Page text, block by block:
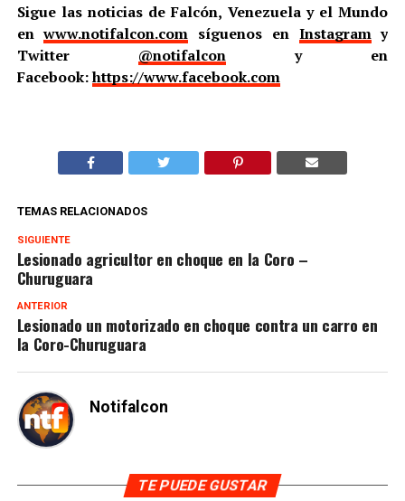
Sigue las noticias de Falcón, Venezuela y el Mundo
enwww.notifalcon.com síguenos en Instagramy
Twitter @notifalcony en
Facebook:https://www.facebook.com
TEMAS RELACIONADOS
SIGUIENTE
Lesionado agricultor en choque en la Coro –
Churuguara
ANTERIOR
Lesionado un motorizado en choque contra un carro en
la Coro-Churuguara
Notifalcon
TE PUEDE GUSTAR